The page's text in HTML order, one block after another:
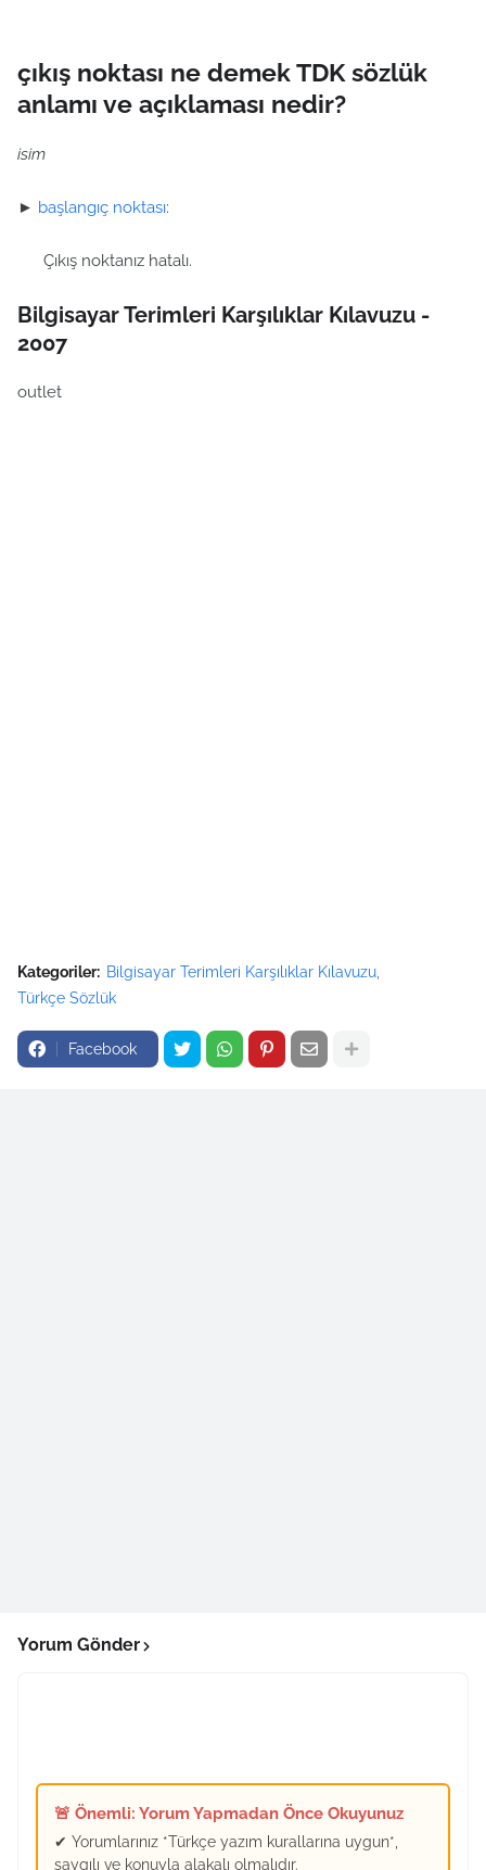
çıkış noktası ne demek TDK sözlük
anlamı ve açıklaması nedir?
isim
► başlangıç noktası:
Çıkış noktanız hatalı.
Bilgisayar Terimleri Karşılıklar Kılavuzu -
2007
outlet
Kategoriler: Bilgisayar Terimleri Karşılıklar Kılavuzu
Türkçe Sözlük
Facebook
Yorum Gönder
🚨 Önemli: Yorum Yapmadan Önce Okuyunuz
✔ Yorumlarınız *Türkçe yazım kurallarına uygun*,
saygılı ve konuyla alakalı olmalıdır.